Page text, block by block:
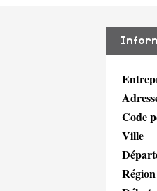
Code
Ville
Région